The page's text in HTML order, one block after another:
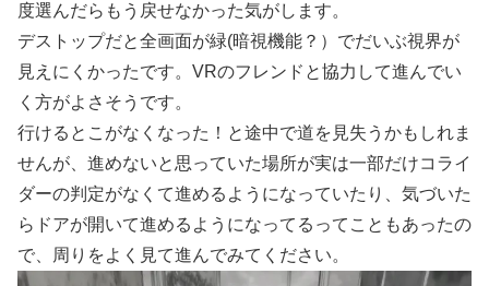
度選んだらもう戻せなかった気がします。
デストップだと全画面が緑(暗視機能？）でだいぶ視界が
見えにくかったです。VRのフレンドと協力して進んでい
く方がよさそうです。
行けるとこがなくなった！と途中で道を見失うかもしれま
せんが、進めないと思っていた場所が実は一部だけコライ
ダーの判定がなくて進めるようになっていたり、気づいた
らドアが開いて進めるようになってるってこともあったの
で、周りをよく見て進んでみてください。